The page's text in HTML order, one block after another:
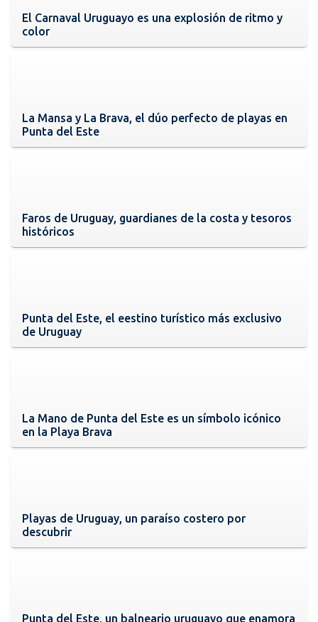
El Carnaval Uruguayo es una explosión de ritmo y
color
La Mansa y La Brava, el dúo perfecto de playas en
Punta del Este
Faros de Uruguay, guardianes de la costa y tesoros
históricos
Punta del Este, el eestino turístico más exclusivo
de Uruguay
La Mano de Punta del Este es un símbolo icónico
en la Playa Brava
Playas de Uruguay, un paraíso costero por
descubrir
Punta del Este, un balneario uruguayo que enamora